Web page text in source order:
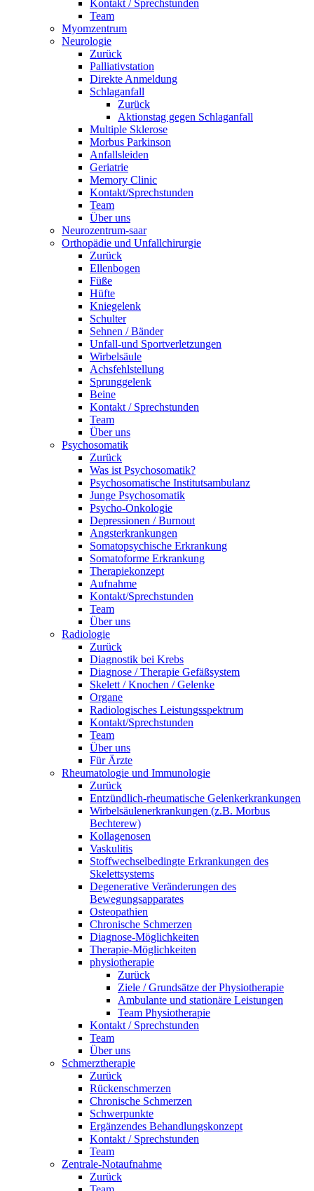
Kontakt / Sprechstunden
Team
Myomzentrum
Neurologie
Zurück
Palliativstation
Direkte Anmeldung
Schlaganfall
Zurück
Aktionstag gegen Schlaganfall
Multiple Sklerose
Morbus Parkinson
Anfallsleiden
Geriatrie
Memory Clinic
Kontakt/Sprechstunden
Team
Über uns
Neurozentrum-saar
Orthopädie und Unfallchirurgie
Zurück
Ellenbogen
Füße
Hüfte
Kniegelenk
Schulter
Sehnen / Bänder
Unfall-und Sportverletzungen
Wirbelsäule
Achsfehlstellung
Sprunggelenk
Beine
Kontakt / Sprechstunden
Team
Über uns
Psychosomatik
Zurück
Was ist Psychosomatik?
Psychosomatische Institutsambulanz
Junge Psychosomatik
Psycho-Onkologie
Depressionen / Burnout
Angsterkrankungen
Somatopsychische Erkrankung
Somatoforme Erkrankung
Therapiekonzept
Aufnahme
Kontakt/Sprechstunden
Team
Über uns
Radiologie
Zurück
Diagnostik bei Krebs
Diagnose / Therapie Gefäßsystem
Skelett / Knochen / Gelenke
Organe
Radiologisches Leistungsspektrum
Kontakt/Sprechstunden
Team
Über uns
Für Ärzte
Rheumatologie und Immunologie
Zurück
Entzündlich-rheumatische Gelenkerkrankungen
Wirbelsäulenerkrankungen (z.B. Morbus
Bechterew)
Kollagenosen
Vaskulitis
Stoffwechselbedingte Erkrankungen des
Skelettsystems
Degenerative Veränderungen des
Bewegungsapparates
Osteopathien
Chronische Schmerzen
Diagnose-Möglichkeiten
Therapie-Möglichkeiten
physiotherapie
Zurück
Ziele / Grundsätze der Physiotherapie
Ambulante und stationäre Leistungen
Team Physiotherapie
Kontakt / Sprechstunden
Team
Über uns
Schmerztherapie
Zurück
Rückenschmerzen
Chronische Schmerzen
Schwerpunkte
Ergänzendes Behandlungskonzept
Kontakt / Sprechstunden
Team
Zentrale-Notaufnahme
Zurück